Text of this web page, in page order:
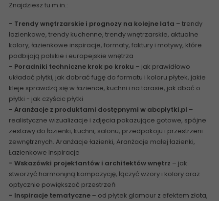
Znajdziesz tu m.in.:
- Trendy wnętrzarskie i prognozy na kolejne lata – trendy
łazienkowe, trendy kuchenne, trendy wnętrzarskie, aktualne
kolory, łazienkowe inspiracje, formaty, faktury i motywy, które
podbijają polskie i europejskie wnętrza
- Poradniki techniczne krok po kroku – jak prawidłowo
układać płytki, jak dobrać fugę do formatu i koloru płytek, jakie
kleje sprawdzą się w łazience, kuchni i na tarasie, jak dbać o
płytki - jak czyścic płytki
- Aranżacje z produktami dostępnymi w abcplytki.pl –
realistyczne wizualizacje i zdjęcia pokazujące gotowe, spójne
zestawy do łazienki, kuchni, salonu, przedpokoju i przestrzeni
zewnętrznych. Aranżacje łazienki, Aranżacje małej łazienki,
Łazienkowe Inspiracje
- Wskazówki projektantów i architektów wnętrz – jak
stworzyć harmonijną kompozycję, łączyć wzory i kolory oraz
optycznie powiększać przestrzeń
- Inspiracje tematyczne – od płytek glamour z efektem złota,